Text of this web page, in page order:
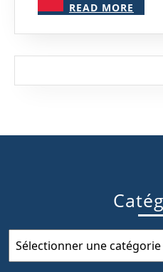
READ MORE
MORE
Catégories